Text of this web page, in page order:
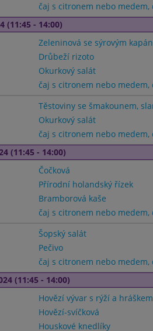
čaj s citronem nebo medem,
(11:45 - 14:00)
Zeleninová se sýrovým
Drůbeží rizoto
Okurkový salát
čaj s citronem nebo medem,
Těstoviny se šmakounem,
Okurkový salát
čaj s citronem nebo medem,
(11:45 - 14:00)
Čočková
Přírodní holandský řízek
Bramborová kaše
čaj s citronem nebo medem,
Šopský salát
Pečivo
čaj s citronem nebo medem,
(11:45 - 14:00)
Hovězí vývar s rýží a hráškem
Hovězí-svíčková
Houskové knedlíky